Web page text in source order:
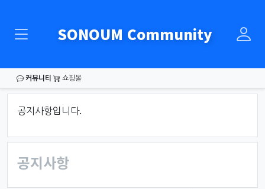
SONOUM Community
커뮤니티 쇼핑몰
공지사항입니다.
공지사항